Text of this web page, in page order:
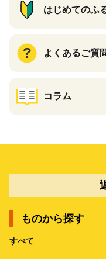
はじめてのふ
よくあるご質
コラム
ものから探す
すべて